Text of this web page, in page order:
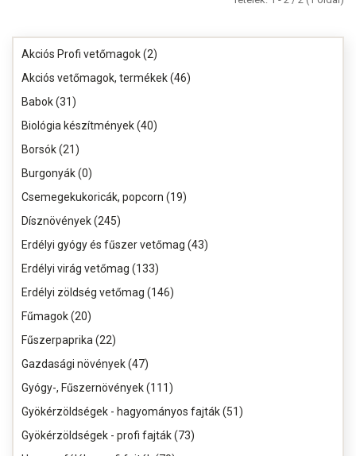
Akciós Profi vetőmagok (2)
Akciós vetőmagok, termékek (46)
Babok (31)
Biológia készítmények (40)
Borsók (21)
Burgonyák (0)
Csemegekukoricák, popcorn (19)
Dísznövények (245)
Erdélyi gyógy és fűszer vetőmag (43)
Erdélyi virág vetőmag (133)
Erdélyi zöldség vetőmag (146)
Fűmagok (20)
Fűszerpaprika (22)
Gazdasági növények (47)
Gyógy-, Fűszernövények (111)
Gyökérzöldségek - hagyományos fajták (51)
Gyökérzöldségek - profi fajták (73)